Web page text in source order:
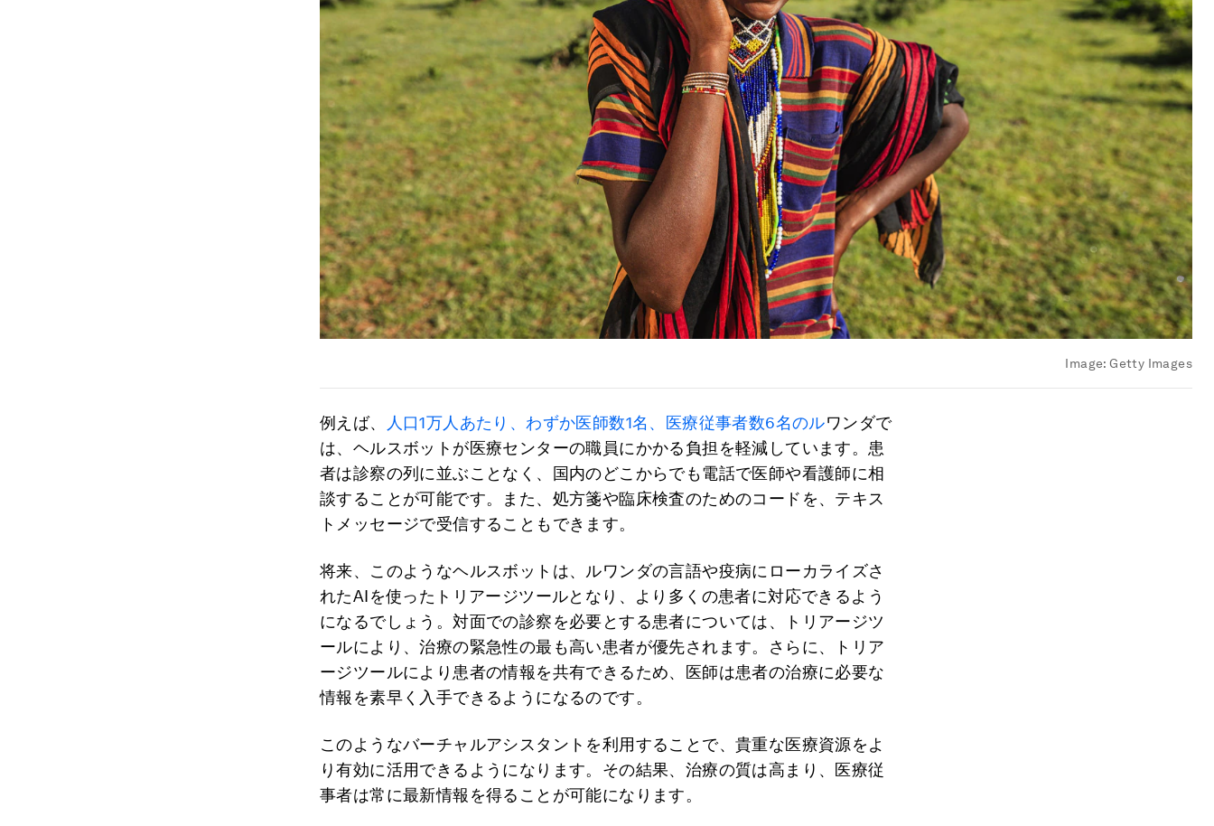
Image:Getty Images
例えば、 人口1万人あたり、わずか医師数1名、医療従事者数6名のルワンダで
は、ヘルスボットが医療センターの職員にかかる負担を軽減しています。患
者は診察の列に並ぶことなく、国内のどこからでも電話で医師や看護師に相
談することが可能です。また、処方箋や臨床検査のためのコードを、テキス
トメッセージで受信することもできます。
将来、このようなヘルスボットは、ルワンダの言語や疫病にローカライズさ
れたAIを使ったトリアージツールとなり、より多くの患者に対応できるよう
になるでしょう。対面での診察を必要とする患者については、トリアージツ
ールにより、治療の緊急性の最も高い患者が優先されます。さらに、トリア
ージツールにより患者の情報を共有できるため、医師は患者の治療に必要な
情報を素早く入手できるようになるのです。
このようなバーチャルアシスタントを利用することで、貴重な医療資源をよ
り有効に活用できるようになります。その結果、治療の質は高まり、医療従
事者は常に最新情報を得ることが可能になります。